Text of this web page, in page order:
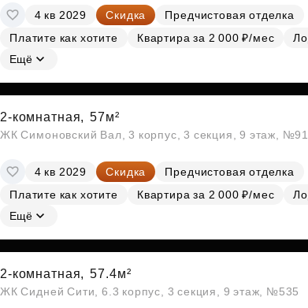
4 кв 2029 Скидка
Предчистовая отделка
Платите как хотите
Квартира за 2 000 ₽/мес
Ещё
2-комнатная, 57м²
ЖК Симоновский Вал, 3 корпус, 3 секция, 9 этаж, №91
4 кв 2029 Скидка
Предчистовая отделка
Платите как хотите
Квартира за 2 000 ₽/мес
Ещё
2-комнатная, 57.4м²
ЖК Сидней Сити, 6.3 корпус, 3 секция, 9 этаж, №535